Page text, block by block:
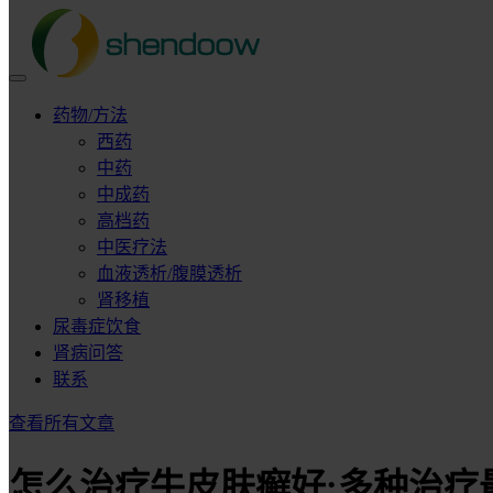
药物/方法
西药
中药
中成药
高档药
中医疗法
血液透析/腹膜透析
肾移植
尿毒症饮食
肾病问答
联系
查看所有文章